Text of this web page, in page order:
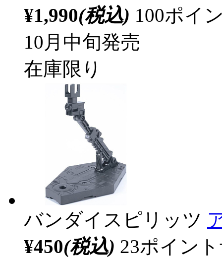
¥1,990(税込) 100ポイ
10月中旬発売
在庫限り
バンダイスピリッツ
¥450(税込) 23ポイン